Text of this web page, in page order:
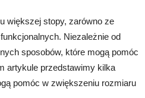
większej stopy, zarówno ze
Niezależnie od
sposobów, które mogą pomóc
artykule przedstawimy kilka
pomóc w zwiększeniu rozmiaru